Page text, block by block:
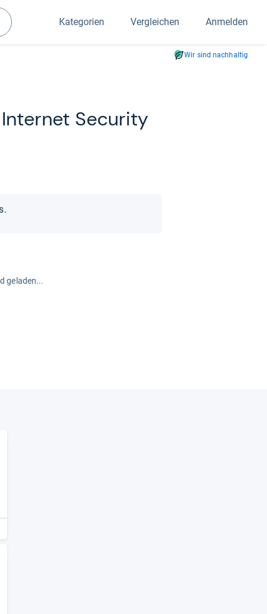
Suchen
Kategorien Vergleichen Anmelden
Wir sind nachhaltig
Secu­rity
geladen...